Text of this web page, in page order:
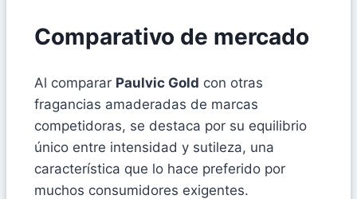
Comparativo de mercado
Al comparar Paulvic Gold con otras
fragancias amaderadas de marcas
competidoras, se destaca por su equilibrio
único entre intensidad y sutileza, una
característica que lo hace preferido por
muchos consumidores exigentes.